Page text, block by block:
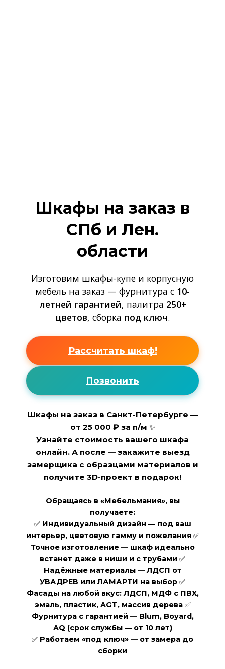
Шкафы на заказ в
СПб и Лен.
области
Изготовим шкафы-купе и корпусную
мебель на заказ — фурнитура с 10-
летней гарантией, палитра 250+
цветов, сборка под ключ.
Рассчитать шкаф!
Позвонить
Шкафы на заказ в Санкт-Петербурге —
от 25 000 ₽ за п/м ✨
Узнайте стоимость вашего шкафа
онлайн. А после — закажите выезд
замерщика с образцами материалов и
получите 3D-проект в подарок!
Обращаясь в «Мебельмания», вы
получаете:
✅ Индивидуальный дизайн — под ваш
интерьер, цветовую гамму и пожелания ✅
Точное изготовление— шкаф идеально
встанет даже в ниши и с трубами ✅
Надёжные материалы— ЛДСП от
УВАДРЕВ или ЛАМАРТИ на выбор ✅
Фасады на любой вкус: ЛДСП, МДФ с ПВХ,
эмаль, пластик, AGT, массив дерева ✅
Фурнитура с гарантией — Blum, Boyard,
AQ (срок службы — от 10 лет)
✅ Работаем «под ключ» — от замера до
сборки